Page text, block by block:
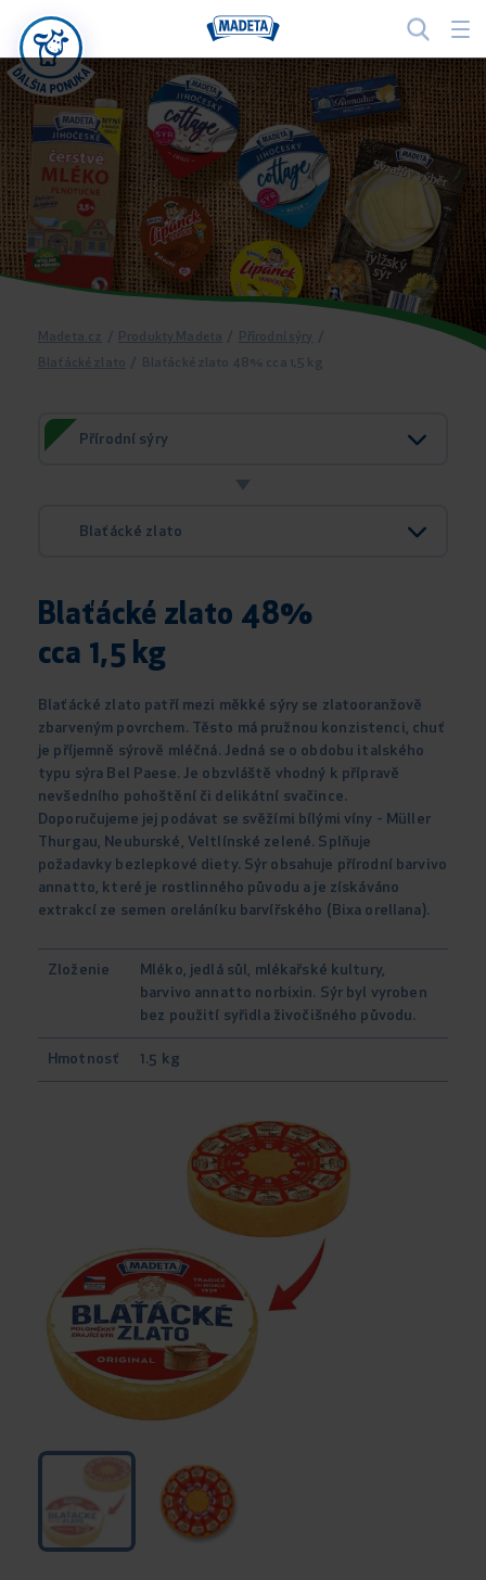
Madeta.cz / Produkty Madeta / Přírodní sýry /
Blaťácké zlato / Blaťácké zlato 48% cca 1,5 kg
Přírodní sýry
Blaťácké zlato
Blaťácké zlato 48%
cca 1,5 kg
Blaťácké zlato patří mezi měkké sýry se zlatooranžově
zbarveným povrchem. Těsto má pružnou konzistenci, chuť
je příjemně sýrově mléčná. Jedná se o obdobu italského
typu sýra Bel Paese. Je obzvláště vhodný k přípravě
nevšedního pohoštění či delikátní svačince.
Doporučujeme jej podávat se svěžími bílými víny - Müller
Thurgau, Neuburské, Veltlínské zelené. Splňuje
požadavky bezlepkové diety. Sýr obsahuje přírodní barvivo
annatto, které je rostlinného původu a je získáváno
extrakcí ze semen oreláníku barvířského (Bixa orellana).
Zloženie
Mléko, jedlá sůl, mlékařské kultury,
barvivo annatto norbixin. Sýr byl vyroben
bez použití syřidla živočišného původu.
Hmotnosť 1.5 kg